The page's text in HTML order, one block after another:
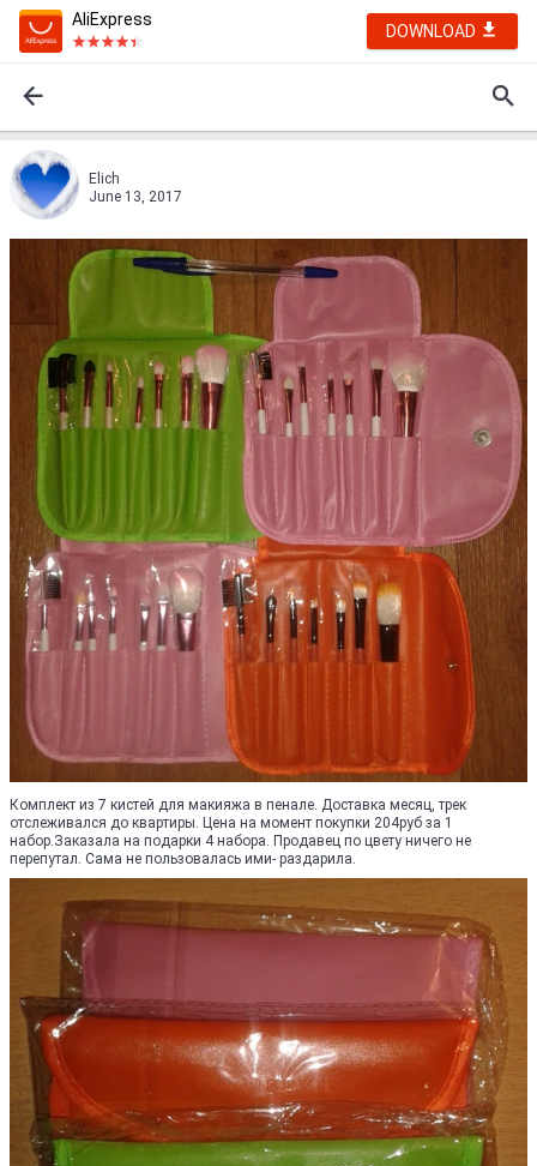
AliExpress
DOWNLOAD
Elich
June 13, 2017
Комплект из 7 кистей для макияжа в пенале. Доставка месяц, трек
отслеживался до квартиры. Цена на момент покупки 204руб за 1
набор.Заказала на подарки 4 набора. Продавец по цвету ничего не
перепутал. Сама не пользовалась ими- раздарила.